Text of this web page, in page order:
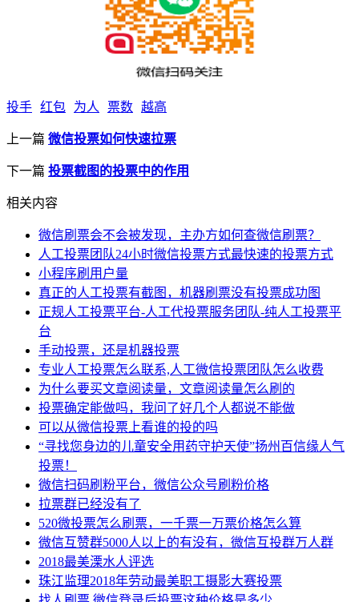
投手 红包 为人 票数 越高
上一篇 微信投票如何快速拉票
下一篇 投票截图的投票中的作用
相关内容
微信刷票会不会被发现，主办方如何查微信刷票？
人工投票团队24小时微信投票方式最快速的投票方式
小程序刷用户量
真正的人工投票有截图，机器刷票没有投票成功图
正规人工投票平台-人工代投票服务团队-纯人工投票平
台
手动投票，还是机器投票
专业人工投票怎么联系,人工微信投票团队怎么收费
为什么要买文章阅读量，文章阅读量怎么刷的
投票确定能做吗，我问了好几个人都说不能做
可以从微信投票上看谁的投的吗
“寻找您身边的儿童安全用药守护天使”扬州百信缘人气
投票！
微信扫码刷粉平台，微信公众号刷粉价格
拉票群已经没有了
520微投票怎么刷票，一千票一万票价格怎么算
微信互赞群5000人以上的有没有，微信互投群万人群
2018最美溧水人评选
珠江监理2018年劳动最美职工摄影大赛投票